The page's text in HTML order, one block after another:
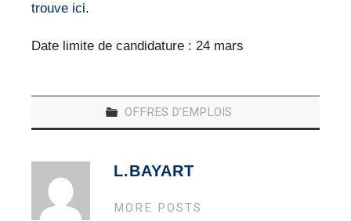
trouve ici.
Date limite de candidature : 24 mars
OFFRES D'EMPLOIS
L.BAYART
MORE POSTS